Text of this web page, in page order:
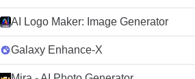
AI Logo Maker: Image Generator
Galaxy Enhance-X